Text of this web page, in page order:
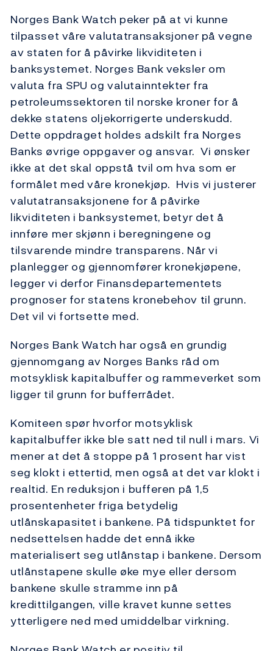
Norges Bank Watch peker på at vi kunne
tilpasset våre valutatransaksjoner på vegne
av staten for å påvirke likviditeten i
banksystemet. Norges Bank veksler om
valuta fra SPU og valutainntekter fra
petroleumssektoren til norske kroner for å
dekke statens oljekorrigerte underskudd.
Dette oppdraget holdes adskilt fra Norges
Banks øvrige oppgaver og ansvar. Vi ønsker
ikke at det skal oppstå tvil om hva som er
formålet med våre kronekjøp. Hvis vi justerer
valutatransaksjonene for å påvirke
likviditeten i banksystemet, betyr det å
innføre mer skjønn i beregningene og
tilsvarende mindre transparens. Når vi
planlegger og gjennomfører kronekjøpene,
legger vi derfor Finansdepartementets
prognoser for statens kronebehov til grunn.
Det vil vi fortsette med.
Norges Bank Watch har også en grundig
gjennomgang av Norges Banks råd om
motsyklisk kapitalbuffer og rammeverket som
ligger til grunn for bufferrådet.
Komiteen spør hvorfor motsyklisk
kapitalbuffer ikke ble satt ned til null i mars. Vi
mener at det å stoppe på 1 prosent har vist
seg klokt i ettertid, men også at det var klokt i
realtid. En reduksjon i bufferen på 1,5
prosentenheter friga betydelig
utlånskapasitet i bankene. På tidspunktet for
nedsettelsen hadde det ennå ikke
materialisert seg utlånstap i bankene. Dersom
utlånstapene skulle øke mye eller dersom
bankene skulle stramme inn på
kredittilgangen, ville kravet kunne settes
ytterligere ned med umiddelbar virkning.